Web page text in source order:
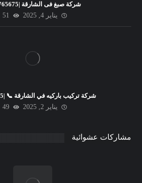
شركة صبغ فى الشارقة |0542765675
يناير 4, 2025
51
شركة تركيب باركيه في الشارقة 📞 |0542765675
يناير 2, 2025
49
مشاركات عشوائية